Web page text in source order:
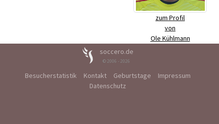
zum Profil
von
Ole Kühlmann
soccero.de
© 2006 - 2026
Besucherstatistik Kontakt Geburtstage
Impressum
Datenschutz